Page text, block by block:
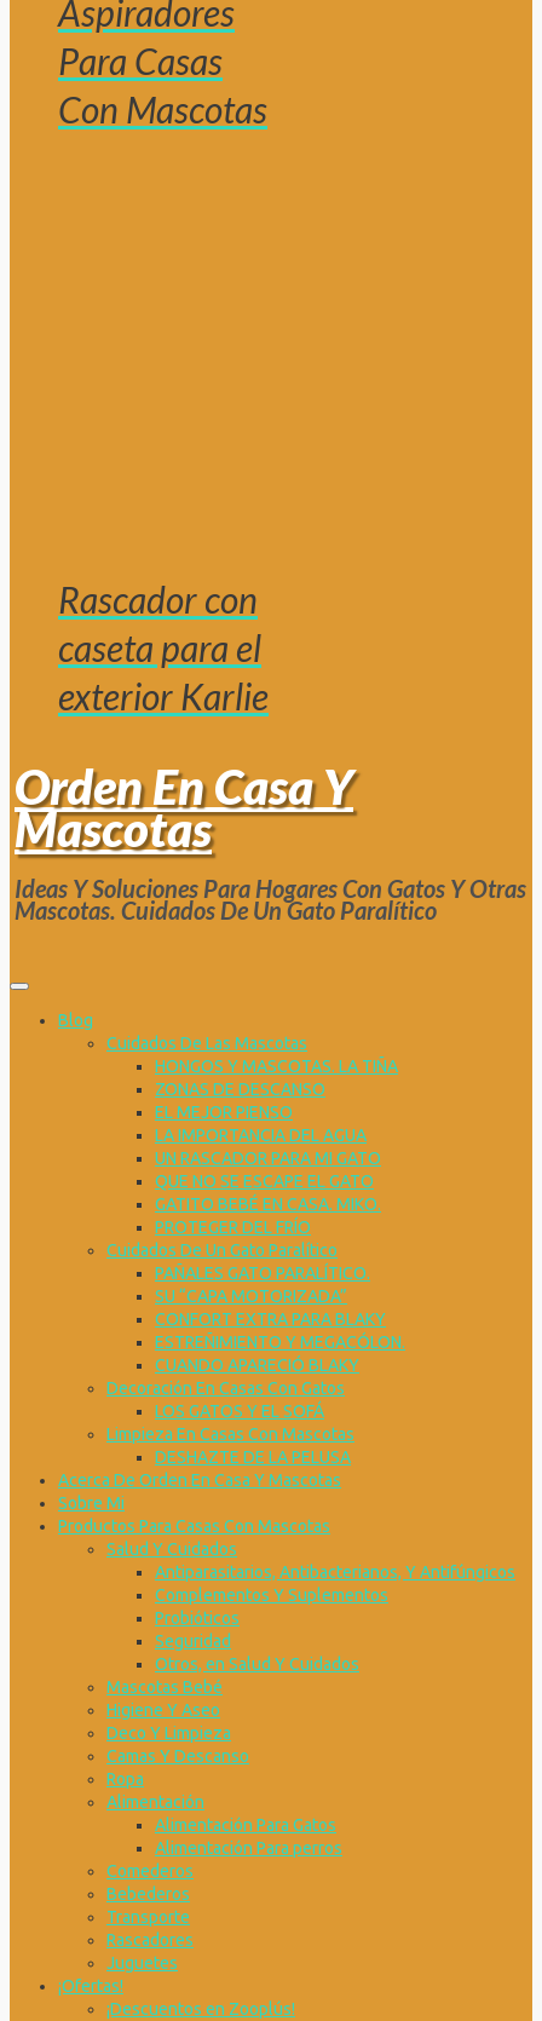
Aspiradores
Para Casas
Con Mascotas
Rascador con
caseta para el
exterior Karlie
Orden En Casa Y
Mascotas
Ideas Y Soluciones Para Hogares Con Gatos Y Otras
Mascotas. Cuidados De Un Gato Paralítico
Blog
Cuidados De Las Mascotas
HONGOS Y MASCOTAS. LA TIÑA
ZONAS DE DESCANSO
EL MEJOR PIENSO
LA IMPORTANCIA DEL AGUA
UN RASCADOR PARA MI GATO
QUE NO SE ESCAPE EL GATO
GATITO BEBÉ EN CASA. MIKO.
PROTEGER DEL FRÍO
Cuidados De Un Gato Paralítico
PAÑALES GATO PARALÍTICO.
SU “CAPA MOTORIZADA”
CONFORT EXTRA PARA BLAKY
ESTREÑIMIENTO Y MEGACÓLON.
CUANDO APARECIÓ BLAKY
Decoración En Casas Con Gatos
LOS GATOS Y EL SOFÁ
Limpieza En Casas Con Mascotas
DESHAZTE DE LA PELUSA
Acerca De Orden En Casa Y Mascotas
Sobre Mi
Productos Para Casas Con Mascotas
Salud Y Cuidados
Antiparasitarios, Antibacterianos, Y Antifúngicos
Complementos Y Suplementos
Probióticos
Seguridad
Otros, en Salud Y Cuidados
Mascotas Bebé
Higiene Y Aseo
Deco Y Limpieza
Camas Y Descanso
Ropa
Alimentación
Alimentación Para Gatos
Alimentación Para perros
Comederos
Bebederos
Transporte
Rascadores
Juguetes
¡Ofertas!
¡Descuentos en Zooplús!